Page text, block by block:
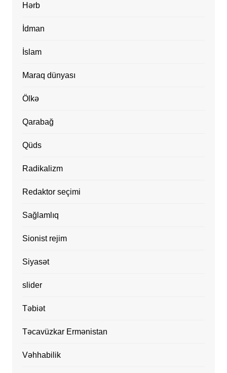
Hərb
İdman
İslam
Maraq dünyası
Ölkə
Qarabağ
Qüds
Radikalizm
Redaktor seçimi
Sağlamlıq
Sionist rejim
Siyasət
slider
Təbiət
Təcavüzkar Ermənistan
Vəhhabilik